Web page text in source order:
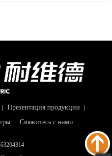
Презентация продукции
| Свяжитесь с нами